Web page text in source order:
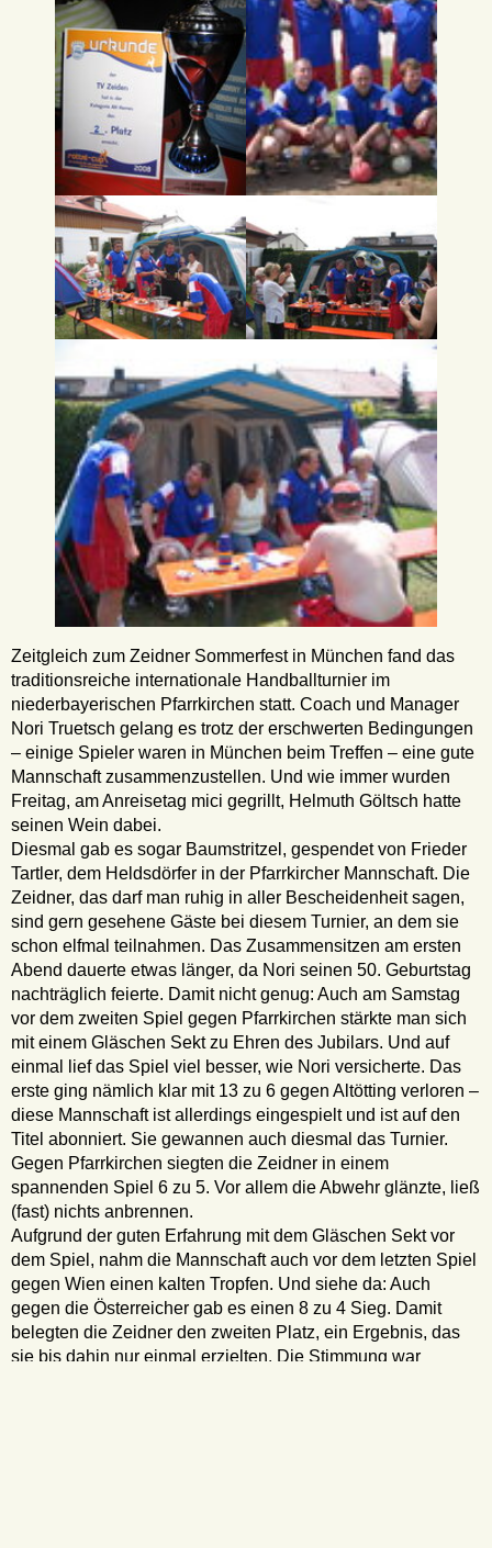
Zeitgleich zum Zeidner Sommerfest in München fand das
traditionsreiche internationale Handballturnier im
niederbayerischen Pfarrkirchen statt. Coach und Manager
Nori Truetsch gelang es trotz der erschwerten Bedingungen
– einige Spieler waren in München beim Treffen – eine gute
Mannschaft zusammenzustellen. Und wie immer wurden
Freitag, am Anreisetag mici gegrillt, Helmuth Göltsch hatte
seinen Wein dabei.
Diesmal gab es sogar Baumstritzel, gespendet von Frieder
Tartler, dem Heldsdörfer in der Pfarrkircher Mannschaft. Die
Zeidner, das darf man ruhig in aller Bescheidenheit sagen,
sind gern gesehene Gäste bei diesem Turnier, an dem sie
schon elfmal teilnahmen. Das Zusammensitzen am ersten
Abend dauerte etwas länger, da Nori seinen 50. Geburtstag
nachträglich feierte. Damit nicht genug: Auch am Samstag
vor dem zweiten Spiel gegen Pfarrkirchen stärkte man sich
mit einem Gläschen Sekt zu Ehren des Jubilars. Und auf
einmal lief das Spiel viel besser, wie Nori versicherte. Das
erste ging nämlich klar mit 13 zu 6 gegen Altötting verloren –
diese Mannschaft ist allerdings eingespielt und ist auf den
Titel abonniert. Sie gewannen auch diesmal das Turnier.
Gegen Pfarrkirchen siegten die Zeidner in einem
spannenden Spiel 6 zu 5. Vor allem die Abwehr glänzte, ließ
(fast) nichts anbrennen.
Aufgrund der guten Erfahrung mit dem Gläschen Sekt vor
dem Spiel, nahm die Mannschaft auch vor dem letzten Spiel
gegen Wien einen kalten Tropfen. Und siehe da: Auch
gegen die Österreicher gab es einen 8 zu 4 Sieg. Damit
belegten die Zeidner den zweiten Platz, ein Ergebnis, das
sie bis dahin nur einmal erzielten. Die Stimmung war